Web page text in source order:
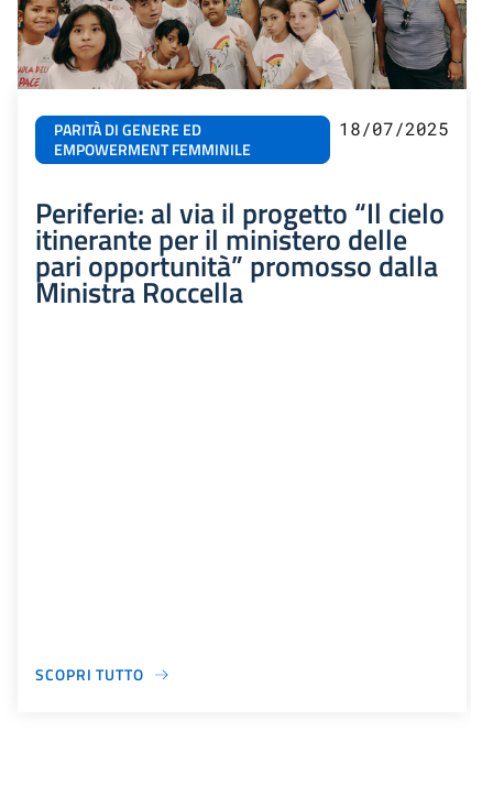
PARITÀ DI GENERE ED
EMPOWERMENT FEMMINILE
18/07/2025
Periferie: al via il progetto “Il cielo
itinerante per il ministero delle
pari opportunità” promosso dalla
Ministra Roccella
SCOPRI TUTTO